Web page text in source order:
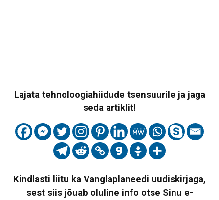
Lajata tehnoloogiahiidude tsensuurile ja jaga
seda artiklit!
Kindlasti liitu ka Vanglaplaneedi uudiskirjaga,
sest siis jõuab oluline info otse Sinu e-